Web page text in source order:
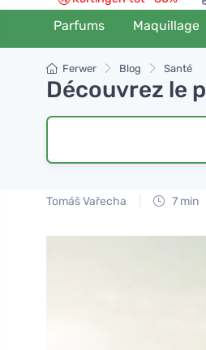
Parfums Maquillage
Ferwer Blog Santé
Découvrez le
Tomáš Vařecha 7 min